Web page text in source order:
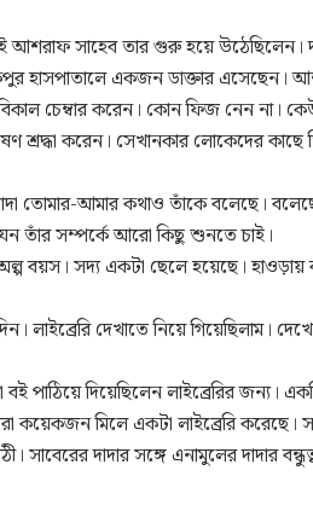
আশরাফ সাহেব তার গুরু হয়ে
একজন ডাক্তার এসেছেন।
চেম্বার করেন। কোন ফিজ নেন না।
শ্রদ্ধা করেন। সেখানকার লোকেদের কাছে
তোমার-আমার কথাও তাঁকে বলেছে।
তাঁর সম্পর্কে আরো কিছু শুনতে চাই।
বয়স। সদ্য একটা ছেলে হয়েছে। হাওড়ায়
লাইব্রেরি দেখাতে নিয়ে গিয়েছিলাম।
পাঠিয়ে দিয়েছিলেন লাইব্রেরির জন্য।
কয়েকজন মিলে একটা লাইব্রেরি করেছে।
সাবেরের দাদার সঙ্গে এনামুলের দাদার